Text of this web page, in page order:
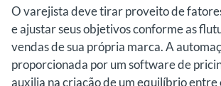
O varejista deve tirar proveito de
e ajustar seus objetivos conforme as
vendas de sua própria marca. A
proporcionada por um software de
auxilia na criação de um equilíbrio entre